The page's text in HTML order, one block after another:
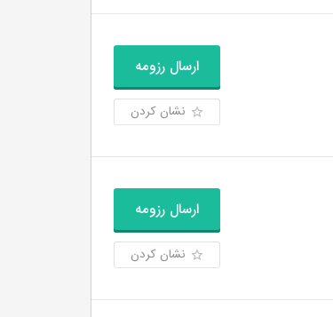
ارسال رزومه
نشان کردن
ارسال رزومه
نشان کردن